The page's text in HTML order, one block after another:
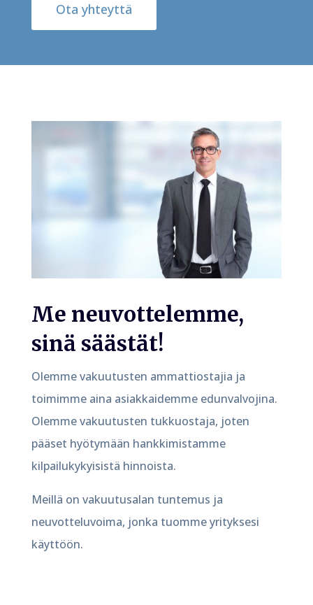
Ota yhteyttä
Me neuvottelemme,
sinä säästät!
Olemme vakuutusten ammattiostajia ja
toimimme aina asiakkaidemme edunvalvojina.
Olemme vakuutusten tukkuostaja, joten
pääset hyötymään hankkimistamme
kilpailukykyisistä hinnoista.
Meillä on vakuutusalan tuntemus ja
neuvotteluvoima, jonka tuomme yrityksesi
käyttöön.